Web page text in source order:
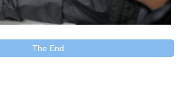
The End